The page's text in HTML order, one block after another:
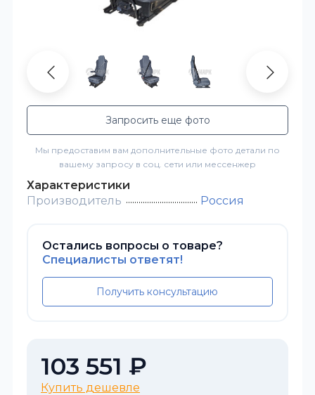
Запросить еще фото
Мы предоставим вам дополнительные фото детали по
вашему запросу в соц. сети или мессенжер
Характеристики
Производитель
Россия
Остались вопросы о товаре?
Специалисты ответят!
Получить консультацию
103 551 ₽
Купить дешевле